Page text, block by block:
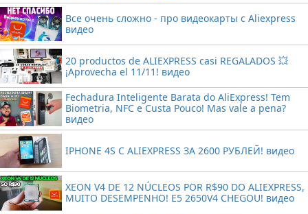
Все очень сложно - про видеокарты с Aliexpress
видео
20 productos de ALIEXPRESS casi REGALADOS 💥
¡Aprovecha el 11/11! видео
Fechadura Inteligente Barata do AliExpress! Tem
Biometria, NFC e Custa Pouco! Mas vale a pena?
видео
IPHONE 4S С ALIEXPRESS ЗА 2600 РУБЛЕЙ! видео
XEON V4 DE 12 NÚCLEOS POR R$90 DO ALIEXPRESS,
MUITO DESEMPENHO! E5 2650V4 CHEGOU! видео